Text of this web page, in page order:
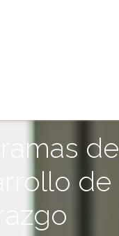
de
de